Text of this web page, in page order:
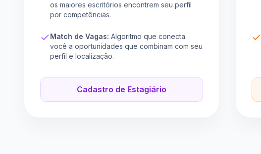
os maiores escritórios encontrem seu perfil
por competências.
Match de Vagas: Algoritmo que conecta
você a oportunidades que combinam com seu
perfil e localização.
Cadastro de Estagiário